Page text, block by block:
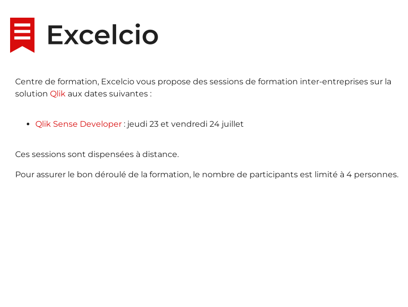
Centre de formation, Excelcio vous propose des sessions de formation inter-entreprises sur la
solution Qlik aux dates suivantes :
Qlik Sense Developer : jeudi 23 et vendredi 24 juillet
Ces sessions sont dispensées à distance.
Pour assurer le bon déroulé de la formation, le nombre de participants est limité à 4 personnes.